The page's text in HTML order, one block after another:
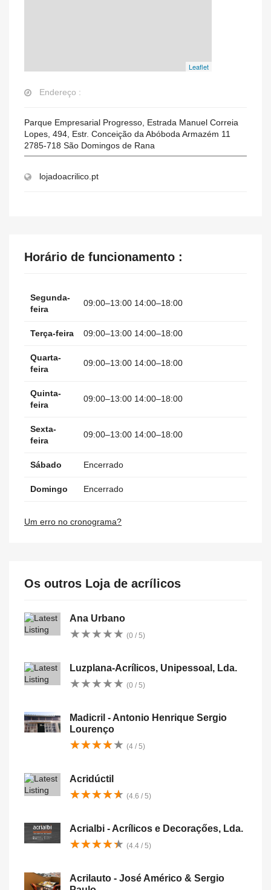
Leaflet
Endereço :
Parque Empresarial Progresso, Estrada Manuel Correia
Lopes, 494, Estr. Conceição da Abóboda Armazém 11
2785-718 São Domingos de Rana
lojadoacrilico.pt
Horário de funcionamento :
Segunda-
feira
09:00–13:00 14:00–18:00
Terça-feira 09:00–13:00 14:00–18:00
Quarta-
feira
09:00–13:00 14:00–18:00
Quinta-
feira
09:00–13:00 14:00–18:00
Sexta-
feira
09:00–13:00 14:00–18:00
Sábado Encerrado
Domingo Encerrado
Um erro no cronograma?
Os outros Loja de acrílicos
Ana Urbano
★★★★★
★★★★★ (0 / 5)
Luzplana-Acrílicos, Unipessoal, Lda.
★★★★★
★★★★★ (0 / 5)
Madicril - Antonio Henrique Sergio
Lourenço
★★★★★
★★★★★ (4 / 5)
Acridúctil
★★★★★
★★★★★ (4.6 / 5)
Acrialbi - Acrílicos e Decoraçőes, Lda.
★★★★★
★★★★★ (4.4 / 5)
Acrilauto - José Américo & Sergio